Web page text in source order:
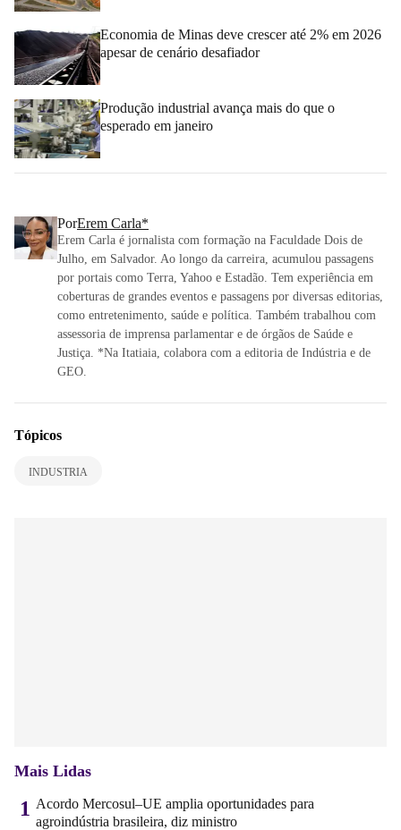
Economia de Minas deve crescer até 2% em 2026
apesar de cenário desafiador
Produção industrial avança mais do que o
esperado em janeiro
PorErem Carla*
Erem Carla é jornalista com formação na Faculdade Dois de
Julho, em Salvador. Ao longo da carreira, acumulou passagens
por portais como Terra, Yahoo e Estadão. Tem experiência em
coberturas de grandes eventos e passagens por diversas editorias,
como entretenimento, saúde e política. Também trabalhou com
assessoria de imprensa parlamentar e de órgãos de Saúde e
Justiça. *Na Itatiaia, colabora com a editoria de Indústria e de
GEO.
Tópicos
INDUSTRIA
Mais Lidas
1 Acordo Mercosul–UE amplia oportunidades para
agroindústria brasileira, diz ministro